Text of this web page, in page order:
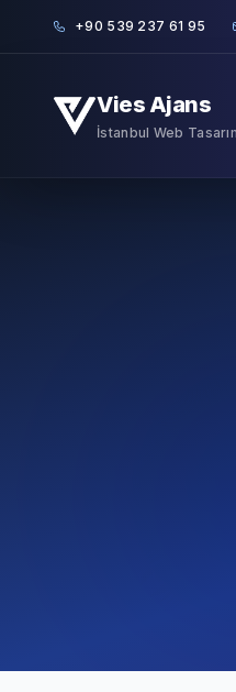
+90 539 237 61 95
Vies Ajans
İstanbul Web